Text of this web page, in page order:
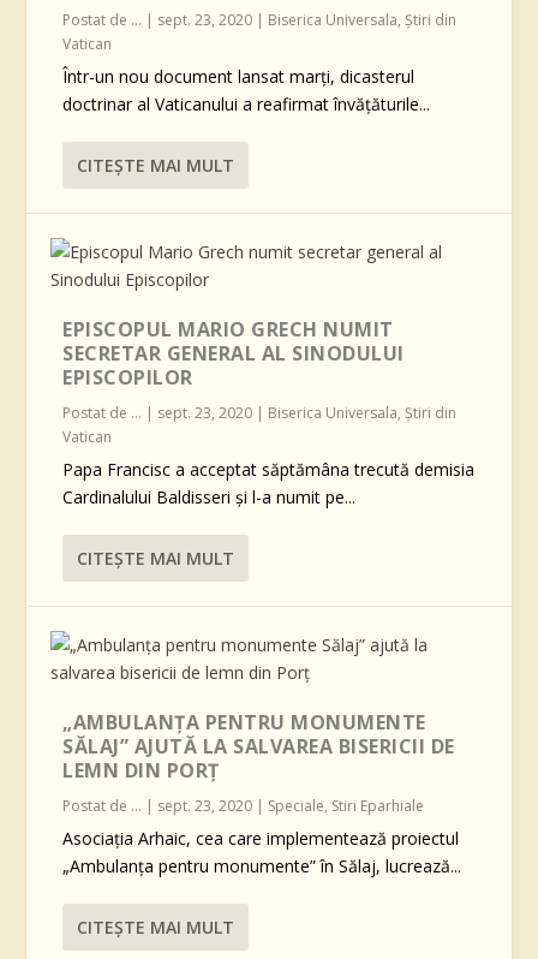
Postat de ... | sept. 23, 2020 | Biserica Universala,Știri din
Vatican
Într-un nou document lansat marți, dicasterul
doctrinar al Vaticanului a reafirmat învățăturile...
CITEŞTE MAI MULT
EPISCOPUL MARIO GRECH NUMIT
SECRETAR GENERAL AL SINODULUI
EPISCOPILOR
Postat de ... | sept. 23, 2020 | Biserica Universala,Știri din
Vatican
Papa Francisc a acceptat săptămâna trecută demisia
Cardinalului Baldisseri și l-a numit pe...
CITEŞTE MAI MULT
„AMBULANŢA PENTRU MONUMENTE
SĂLAJ” AJUTĂ LA SALVAREA BISERICII DE
LEMN DIN PORŢ
Postat de ... | sept. 23, 2020 | Speciale, Stiri Eparhiale
Asociaţia Arhaic, cea care implementează proiectul
„Ambulanţa pentru monumente” în Sălaj, lucrează...
CITEŞTE MAI MULT